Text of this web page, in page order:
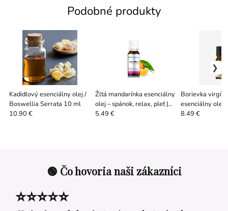
Podobné produkty
Kadidlový esenciálny olej /
Boswellia Serrata 10 ml
10.90 €
Žltá mandarínka esenciálny
olej – spánok, relax, pleť |
10 ml
5.49 €
Borievka
esenciálny olej
g | Juniperus
8.49 €
🟢 Čo hovoria naši zákazníci
⭐⭐⭐⭐⭐